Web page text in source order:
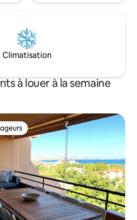
Climatisation
à louer à la semaine
parmi les plus aimés